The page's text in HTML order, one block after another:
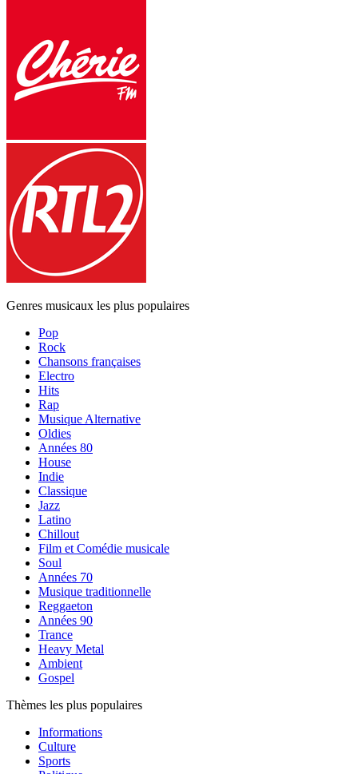
Genres musicaux les plus populaires
Pop
Rock
Chansons françaises
Electro
Hits
Rap
Musique Alternative
Oldies
Années 80
House
Indie
Classique
Jazz
Latino
Chillout
Film et Comédie musicale
Soul
Années 70
Musique traditionnelle
Reggaeton
Années 90
Trance
Heavy Metal
Ambient
Gospel
Thèmes les plus populaires
Informations
Culture
Sports